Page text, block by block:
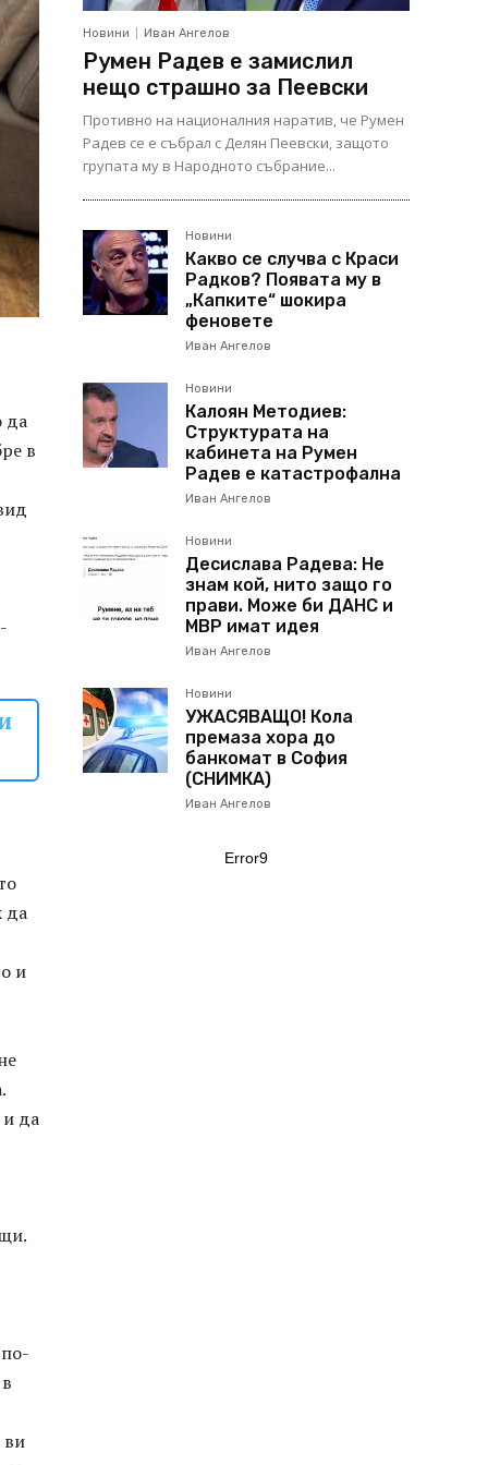
да
в
да
и
и да
ви
Новини Иван Ангелов
Румен Радев е замислил
нещо страшно за Пеевски
Противно на националния наратив, че Румен
Радев се е събрал с Делян Пеевски, защото
групата му в Народното събрание...
Новини
Какво се случва с Краси
Радков? Появата му в
„Капките“ шокира
феновете
Иван Ангелов
Новини
Калоян Методиев:
Структурата на
кабинета на Румен
Радев е катастрофална
Иван Ангелов
Новини
Десислава Радева: Не
знам кой, нито защо го
прави. Може би ДАНС и
МВР имат идея
Иван Ангелов
Новини
УЖАСЯВАЩО! Кола
премаза хора до
банкомат в София
(СНИМКА)
Иван Ангелов
Error9